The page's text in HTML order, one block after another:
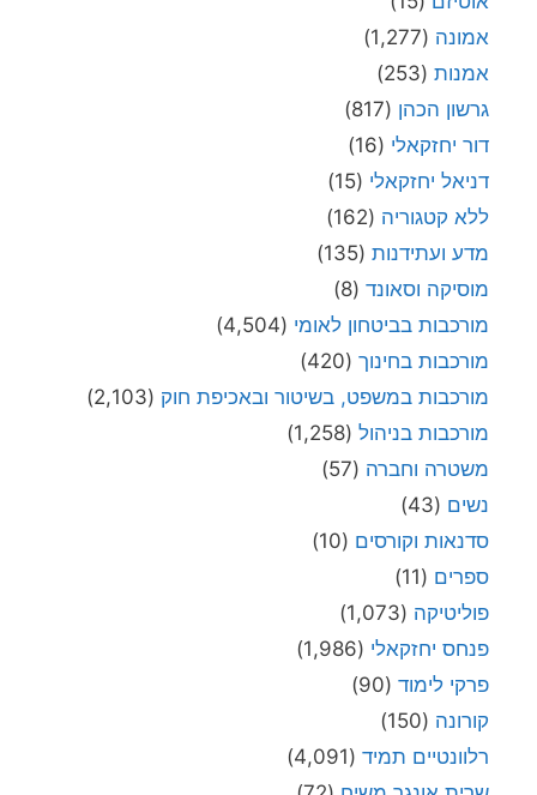
אמונה (1,277)
אמנות (253)
גרשון הכהן (817)
דור יחזקאלי (16)
דניאל יחזקאלי (15)
ללא קטגוריה (162)
מדע ועתידנות (135)
מוסיקה וסאונד (8)
מורכבות בביטחון לאומי (4,504)
מורכבות בחינוך (420)
מורכבות במשפט, בשיטור ובאכיפת חוק (2,103)
מורכבות בניהול (1,258)
משטרה וחברה (57)
נשים (43)
סדנאות וקורסים (10)
ספרים (11)
פוליטיקה (1,073)
פנחס יחזקאלי (1,986)
פרקי לימוד (90)
קורונה (150)
רלוונטיים תמיד (4,091)